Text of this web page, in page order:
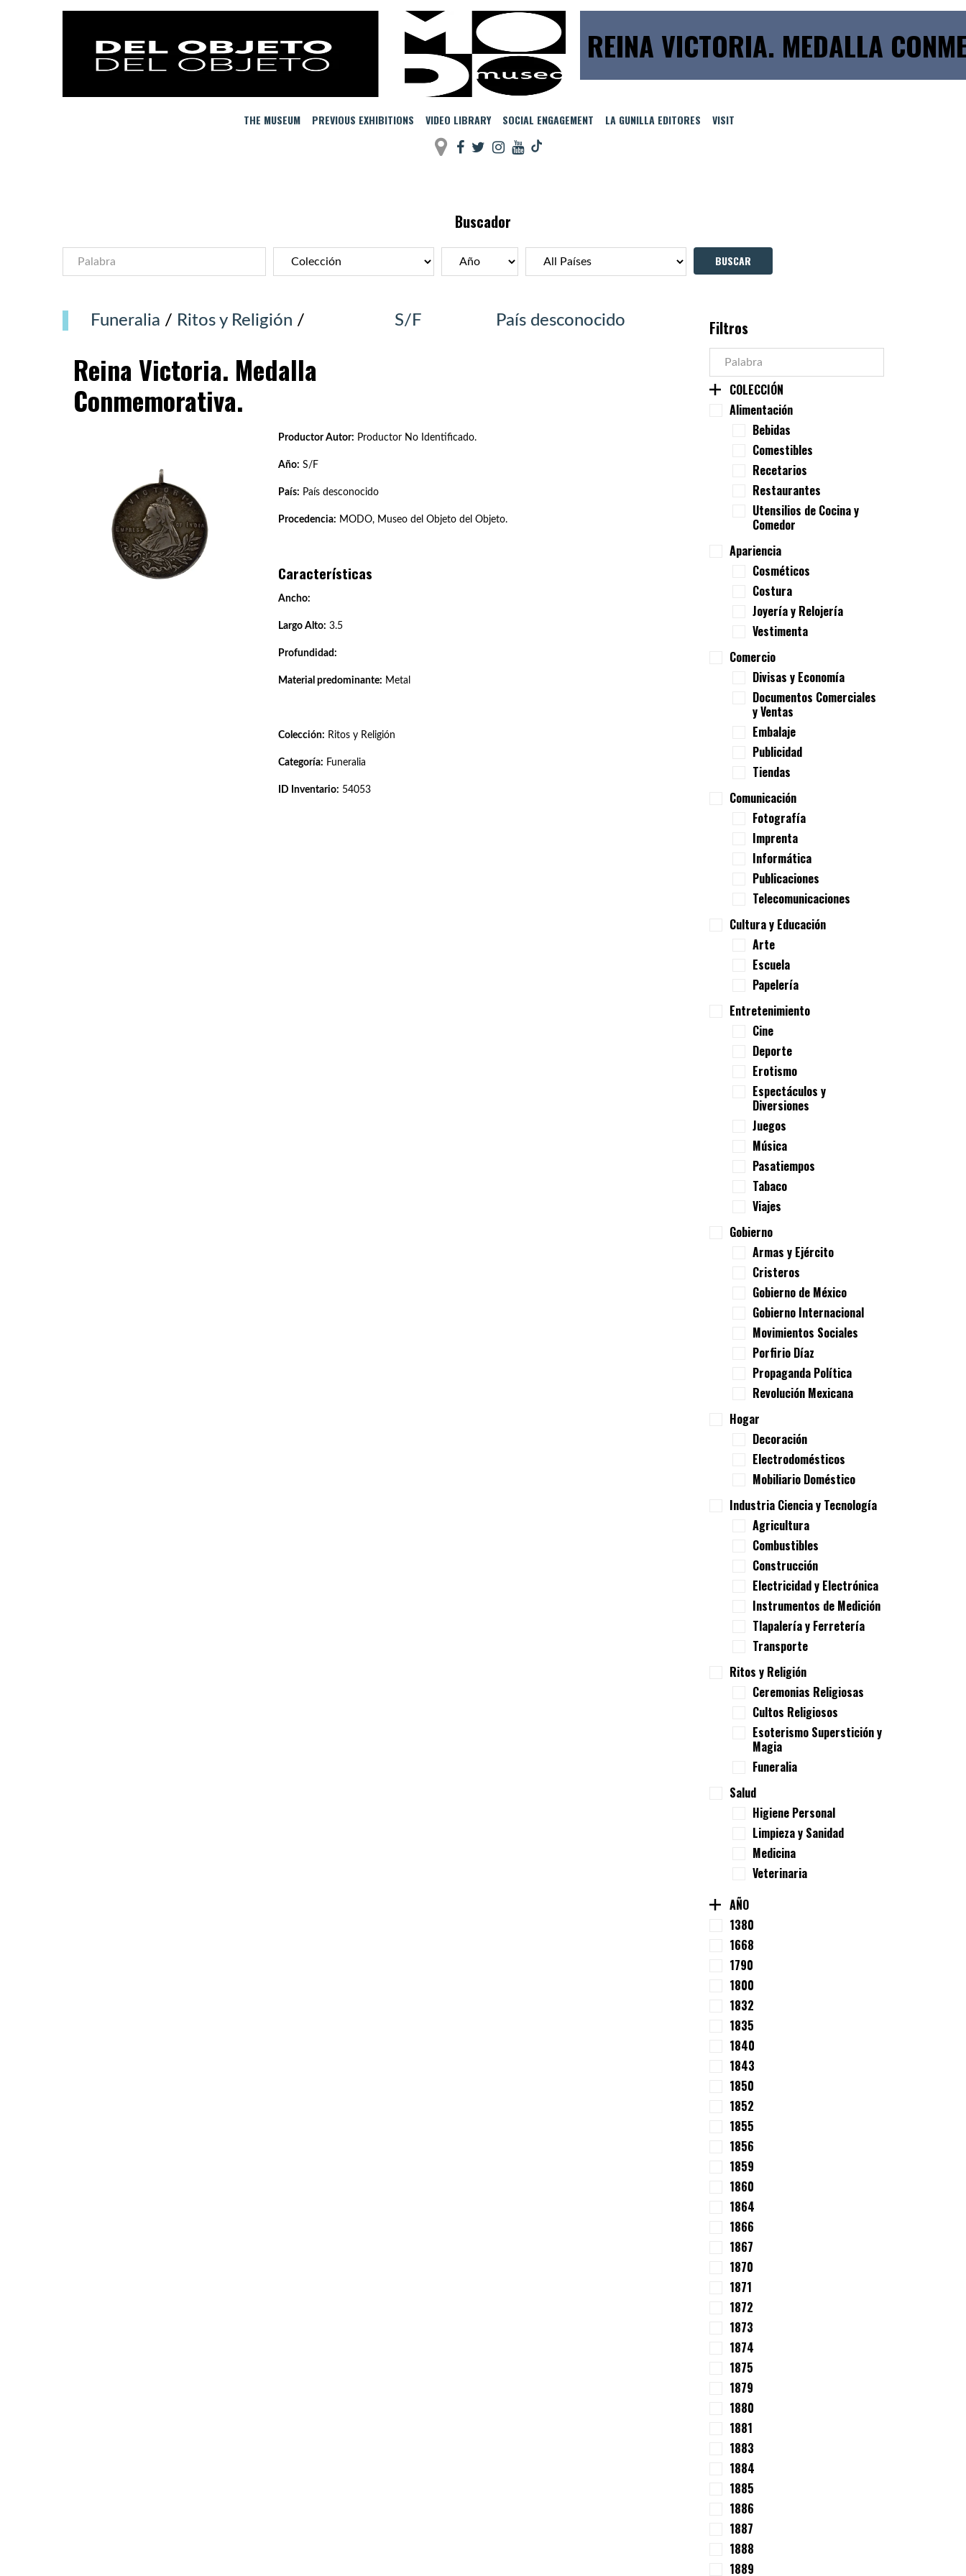
REINA VICTORIA. MEDALLA
THE MUSEUM PREVIOUS EXHIBITIONS VIDEO LIBRARY SOCIAL ENGAGEMENT LA GUNILLA EDITORES VISIT
Buscador
Funeralia / Ritos y Religión / S/F País desconocido
Reina Victoria. Medalla
Conmemorativa.
Productor Autor: Productor No Identificado.
Año: S/F
País: País desconocido
Procedencia: MODO, Museo del Objeto del Objeto.
Características
Ancho:
Largo Alto: 3.5
Profundidad:
Material predominante: Metal
Colección: Ritos y Religión
Categoría: Funeralia
ID Inventario: 54053
Filtros
COLECCIÓN
Alimentación
Bebidas
Comestibles
Recetarios
Restaurantes
Utensilios de Cocina y
Comedor
Apariencia
Cosméticos
Costura
Joyería y Relojería
Vestimenta
Comercio
Divisas y Economía
Documentos Comerciales
y Ventas
Embalaje
Publicidad
Tiendas
Comunicación
Fotografía
Imprenta
Informática
Publicaciones
Telecomunicaciones
Cultura y Educación
Arte
Escuela
Papelería
Entretenimiento
Cine
Deporte
Erotismo
Espectáculos y
Diversiones
Juegos
Música
Pasatiempos
Tabaco
Viajes
Gobierno
Armas y Ejército
Cristeros
Gobierno de México
Gobierno Internacional
Movimientos Sociales
Porfirio Díaz
Propaganda Política
Revolución Mexicana
Hogar
Decoración
Electrodomésticos
Mobiliario Doméstico
Industria Ciencia y Tecnología
Agricultura
Combustibles
Construcción
Electricidad y Electrónica
Instrumentos de Medición
Tlapalería y Ferretería
Transporte
Ritos y Religión
Ceremonias Religiosas
Cultos Religiosos
Esoterismo Superstición y
Magia
Funeralia
Salud
Higiene Personal
Limpieza y Sanidad
Medicina
Veterinaria
AÑO
1380
1668
1790
1800
1832
1835
1840
1843
1850
1852
1855
1856
1859
1860
1864
1866
1867
1870
1871
1872
1873
1874
1875
1879
1880
1881
1883
1884
1885
1886
1887
1888
1889